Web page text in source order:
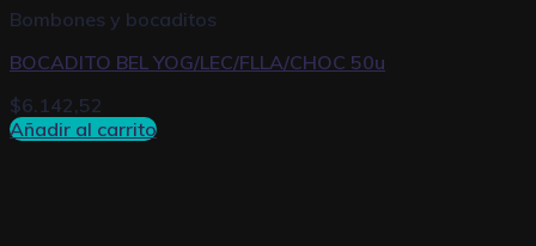
Bombones y bocaditos
BOCADITO BEL YOG/LEC/FLLA/CHOC 50u
$6.142,52
Añadir al carrito